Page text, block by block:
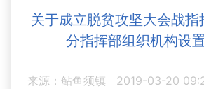
关于成立脱贫攻坚大会战指
分指挥部组织机构设
来源：鲇鱼须镇
2019-03-20